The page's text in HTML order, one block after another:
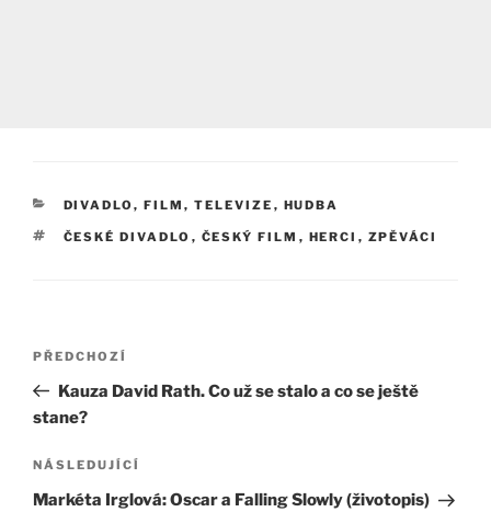
RUBRIKY
DIVADLO, FILM, TELEVIZE , HUDBA
ŠTÍTKY
ČESKÉ DIVADLO , ČESKÝ FILM , HERCI , ZPĚVÁCI
Navigace
příspěvek
Předchozí
příspěvek
PŘEDCHOZÍ
Kauza David Rath. Co už se stalo a co se ještě
stane?
Následující
příspěvek
NÁSLEDUJÍCÍ
Markéta Irglová: Oscar a Falling Slowly (životopis)